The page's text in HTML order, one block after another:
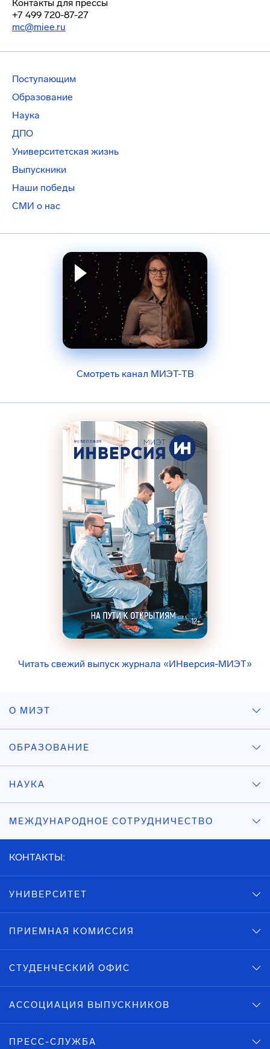
Контакты для прессы
+7 499 720-87-27
mc@miee.ru
Поступающим
Образование
Наука
ДПО
Университетская жизнь
Выпускники
Наши победы
СМИ о нас
Смотреть канал МИЭТ-ТВ
Читать свежий выпуск журнала «ИНверсия-МИЭТ»
О МИЭТ
ОБРАЗОВАНИЕ
НАУКА
МЕЖДУНАРОДНОЕ СОТРУДНИЧЕСТВО
КОНТАКТЫ:
УНИВЕРСИТЕТ
ПРИЕМНАЯ КОМИССИЯ
СТУДЕНЧЕСКИЙ ОФИС
АССОЦИАЦИЯ ВЫПУСКНИКОВ
ПРЕСС-СЛУЖБА